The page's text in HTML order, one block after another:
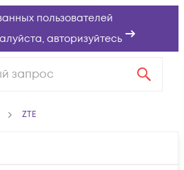
пользователей
авторизуйтесь
ZTE